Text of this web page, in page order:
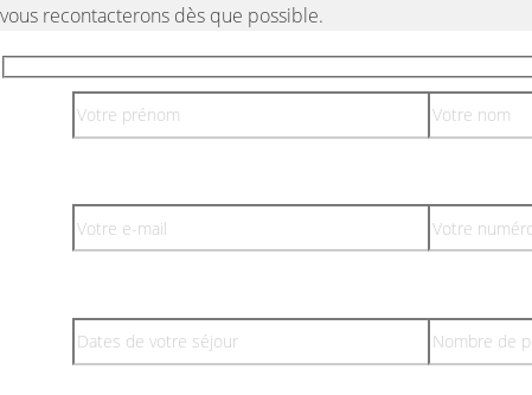
vous recontacterons dès que possible.